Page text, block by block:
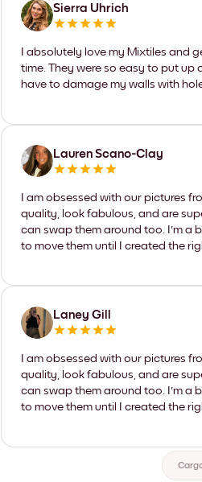
Sierra Uhrich
I absolutely love my Mixtiles and
time. They were so easy to put up
have to damage my walls with
Lauren Scano-Clay
I am obsessed with our pictures
quality, look fabulous, and are
can swap them around too. I'm a
to move them until I created the
Laney Gill
I am obsessed with our pictures
quality, look fabulous, and are
can swap them around too. I'm a
to move them until I created the